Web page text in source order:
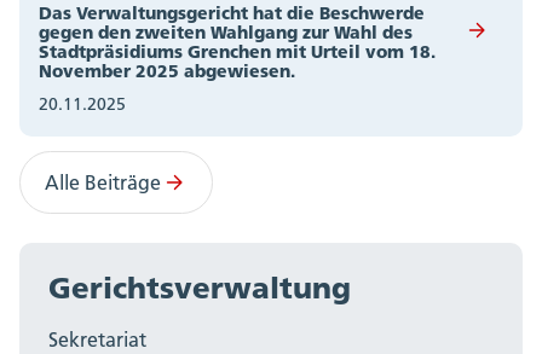
Das Verwaltungsgericht hat die Beschwerde
gegen den zweiten Wahlgang zur Wahl des
Stadtpräsidiums Grenchen mit Urteil vom 18.
November 2025 abgewiesen.
20.11.2025
Alle Beiträge
Gerichtsverwaltung
Sekretariat